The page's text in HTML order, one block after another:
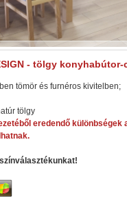
- tölgy konyhabútor-
tömör és furnéros kivitelben;
tölgy
eredendő különbségek